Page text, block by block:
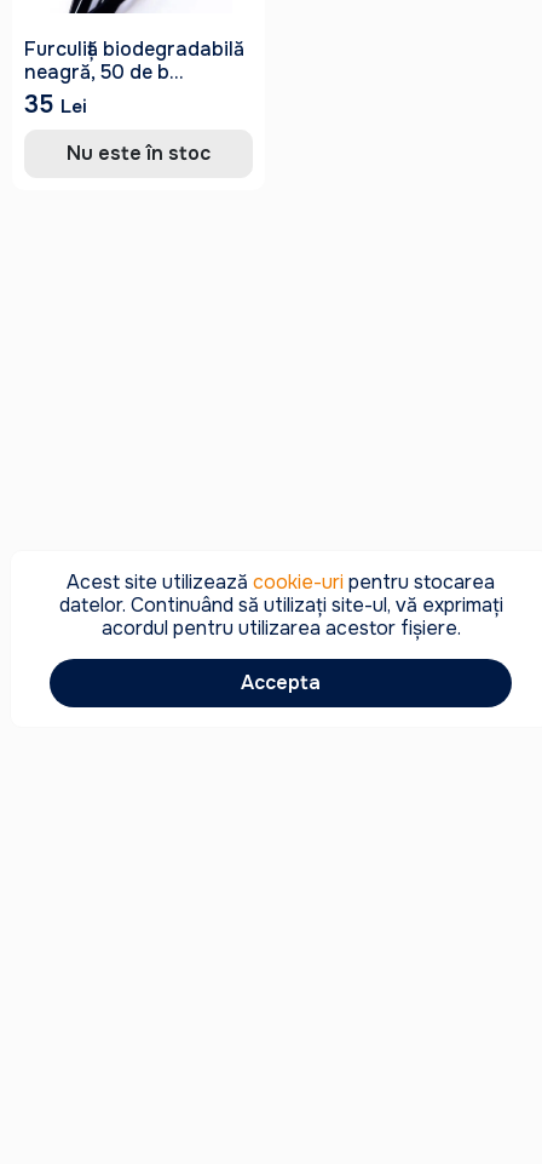
Furculiță biodegradabilă
neagră, 50 de b...
35 Lei
Nu este în stoc
Acest site utilizează cookie-uripentru stocarea
datelor. Continuând să utilizați site-ul, vă exprimați
acordul pentru utilizarea acestor fișiere.
Accepta